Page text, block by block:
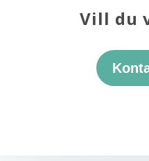
Vill du